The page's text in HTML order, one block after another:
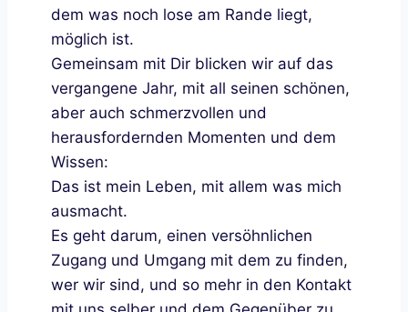
dem was noch lose am Rande liegt,
möglich ist.
Gemeinsam mit Dir blicken wir auf das
vergangene Jahr, mit all seinen schönen,
aber auch schmerzvollen und
herausfordernden Momenten und dem
Wissen:
Das ist mein Leben, mit allem was mich
ausmacht.
Es geht darum, einen versöhnlichen
Zugang und Umgang mit dem zu finden,
wer wir sind, und so mehr in den Kontakt